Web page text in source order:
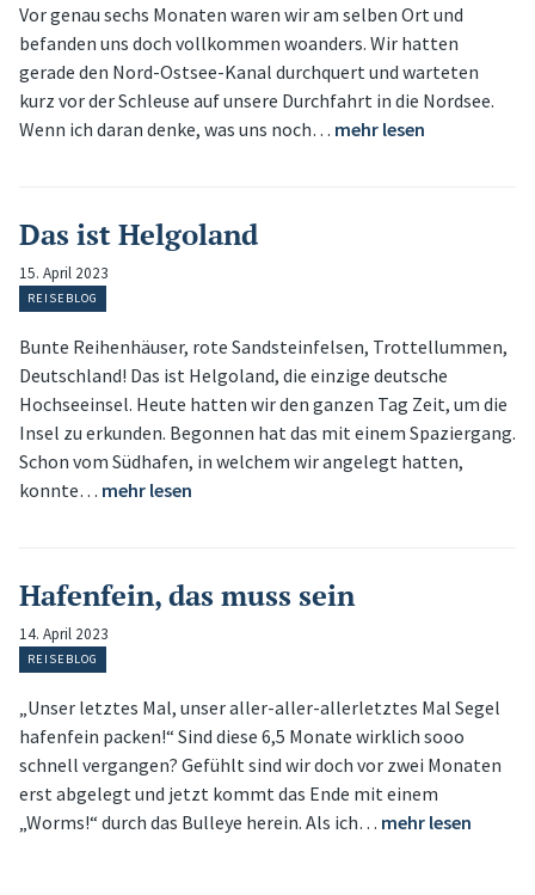
Vor genau sechs Monaten waren wir am selben Ort und
befanden uns doch vollkommen woanders. Wir hatten
gerade den Nord-Ostsee-Kanal durchquert und warteten
kurz vor der Schleuse auf unsere Durchfahrt in die Nordsee.
Wenn ich daran denke, was uns noch… mehr lesen
Das ist Helgoland
15. April 2023
REISEBLOG
Bunte Reihenhäuser, rote Sandsteinfelsen, Trottellummen,
Deutschland! Das ist Helgoland, die einzige deutsche
Hochseeinsel. Heute hatten wir den ganzen Tag Zeit, um die
Insel zu erkunden. Begonnen hat das mit einem Spaziergang.
Schon vom Südhafen, in welchem wir angelegt hatten,
konnte… mehr lesen
Hafenfein, das muss sein
14. April 2023
REISEBLOG
„Unser letztes Mal, unser aller-aller-allerletztes Mal Segel
hafenfein packen!“ Sind diese 6,5 Monate wirklich sooo
schnell vergangen? Gefühlt sind wir doch vor zwei Monaten
erst abgelegt und jetzt kommt das Ende mit einem
„Worms!“ durch das Bulleye herein. Als ich… mehr lesen